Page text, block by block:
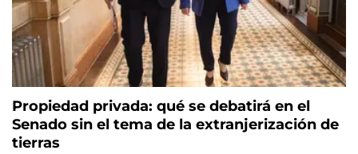
Propiedad privada: qué se debatirá en el
Senado sin el tema de la extranjerización de
tierras